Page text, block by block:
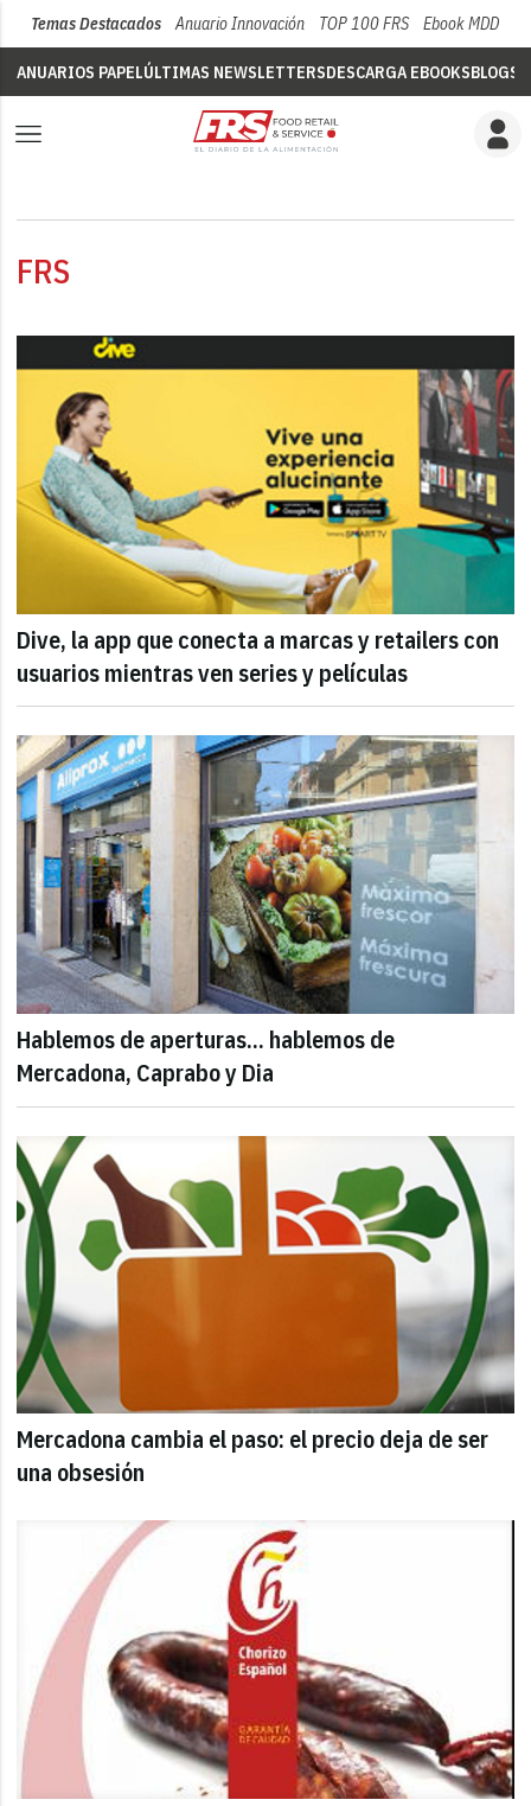
Temas Destacados Anuario Innovación TOP 100 FRS Ebook MDD
ANUARIOS PAPELÚLTIMAS NEWSLETTERSDESCARGA EBOOKSBLOGS
FRS
Dive, la app que conecta a marcas y retailers con
usuarios mientras ven series y películas
Hablemos de aperturas... hablemos de
Mercadona, Caprabo y Dia
Mercadona cambia el paso: el precio deja de ser
una obsesión